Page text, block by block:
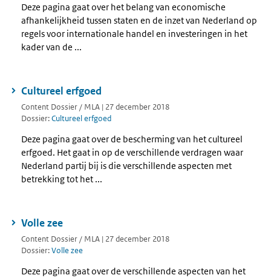
Deze pagina gaat over het belang van economische
afhankelijkheid tussen staten en de inzet van Nederland op
regels voor internationale handel en investeringen in het
kader van de ...
Cultureel erfgoed
Content Dossier / MLA | 27 december 2018
Dossier:Cultureel erfgoed
Deze pagina gaat over de bescherming van het cultureel
erfgoed. Het gaat in op de verschillende verdragen waar
Nederland partij bij is die verschillende aspecten met
betrekking tot het ...
Volle zee
Content Dossier / MLA | 27 december 2018
Dossier:Volle zee
Deze pagina gaat over de verschillende aspecten van het